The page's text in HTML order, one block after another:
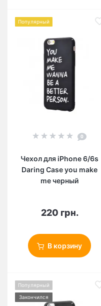
Популярный
0
Чехол для iPhone 6/6s
Daring Case you make
me черный
220 грн.
В корзину
Популярный
Закончился